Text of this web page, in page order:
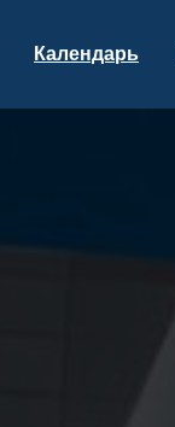
Календарь